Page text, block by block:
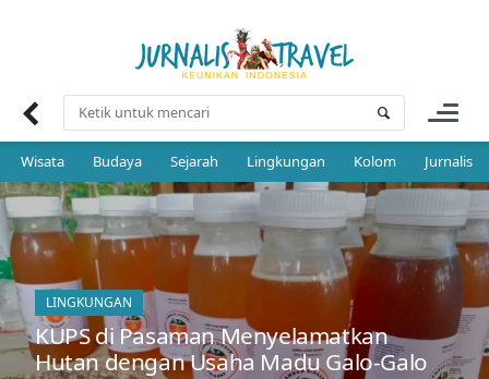
Wisata Budaya Sejarah Lingkungan Kolom Jurnalis
LINGKUNGAN
KUPS di Pasaman Menyelamatkan
Hutan dengan Usaha Madu Galo-Galo